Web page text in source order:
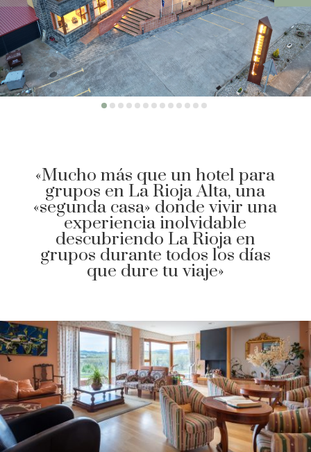
«Mucho más que un hotel para
grupos en La Rioja Alta, una
«segunda casa» donde vivir una
experiencia inolvidable
descubriendo La Rioja en
grupos durante todos los días
que dure tu viaje»